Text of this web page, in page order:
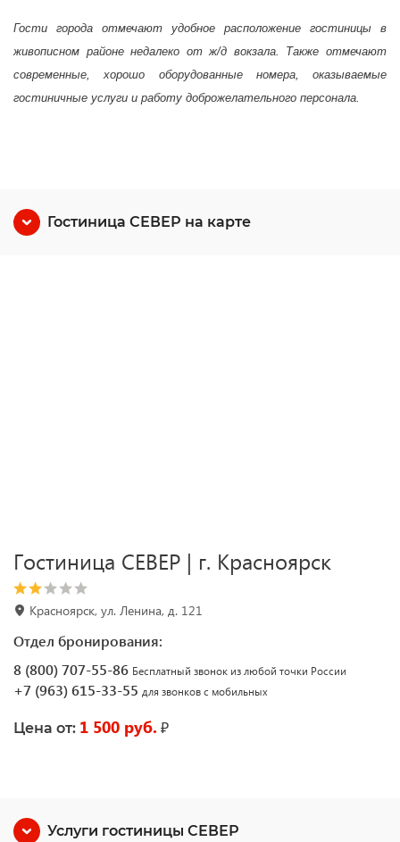
Гости города отмечают удобное расположение гостиницы в
живописном районе недалеко от ж/д вокзала. Также отмечают
современные, хорошо оборудованные номера, оказываемые
гостиничные услуги и работу доброжелательного персонала.
Гостиница СЕВЕР на карте
Гостиница СЕВЕР | г. Красноярск
Красноярск, ул. Ленина, д. 121
Отдел бронирования:
8 (800) 707-55-86 Бесплатный звонок из любой точки России
+7 (963) 615-33-55 для звонков с мобильных
Цена от: 1 500 руб. ₽
Услуги гостиницы СЕВЕР